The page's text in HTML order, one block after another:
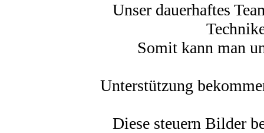
Unser dauerhaftes
Somit kann man
Unterstützung
Diese steuern Bilder